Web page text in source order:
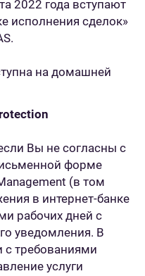
2022 года вступают
исполнения сделок»
на домашней
Вы не согласны с
форме
(в том
в интернет-банке
рабочих дней с
уведомления. В
с требованиями
услуги